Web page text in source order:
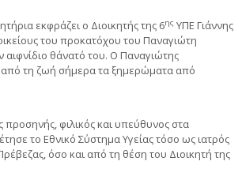
εκφράζει ο Διοικητής της 6ης ΥΠΕ Γιάννης
του προκατόχου του Παναγιώτη
αιφνίδιο θάνατό του. Ο Παναγιώτης
τη ζωή σήμερα τα ξημερώματα από
φιλικός και υπεύθυνος στα
το Εθνικό Σύστημα Υγείας τόσο ως ιατρός
όσο και από τη θέση του Διοικητή της